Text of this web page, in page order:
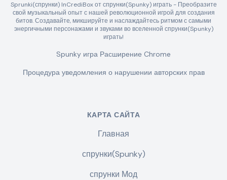
Sprunki(спрунки) InCrediBox от спрунки(Spunky) играть - Преобразите
свой музыкальный опыт с нашей революционной игрой для создания
битов. Создавайте, микшируйте и наслаждайтесь ритмом с самыми
энергичными персонажами и звуками во вселенной спрунки(Spunky)
играть!
Spunky игра Расширение Chrome
Процедура уведомления о нарушении авторских прав
КАРТА САЙТА
Главная
спрунки(Spunky)
спрунки Мод